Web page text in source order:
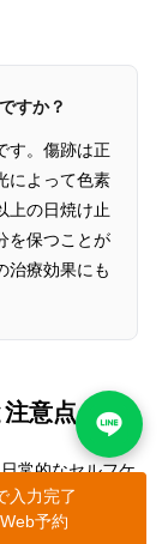
すか？
す。傷跡は正
によって色素
上の日焼け止
を保つことが
治療効果にも
意点
常的なセルフケ
以下に、傷跡ケ
入力完了
予約